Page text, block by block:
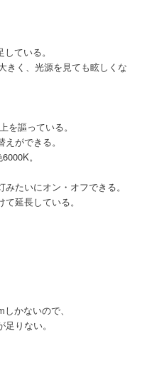
ている。
きく、光源を見ても眩しくな
を謳っている。
ができる。
。
たいにオン・オフできる。
延長している。
かないので、
りない。